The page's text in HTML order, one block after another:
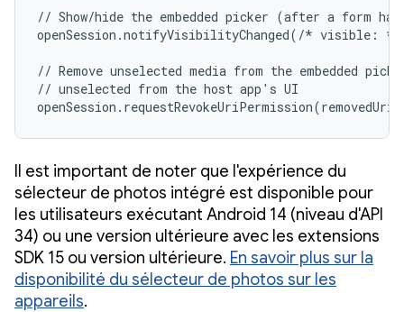
// Show/hide the embedded picker (after a form
openSession.notifyVisibilityChanged(/* visible:
// Remove unselected media from the embedded
// unselected from the host app's UI
Il est important de noter que l'expérience du
sélecteur de photos intégré est disponible pour
les utilisateurs exécutant Android 14 (niveau d'API
34) ou une version ultérieure avec les extensions
SDK 15 ou version ultérieure. En savoir plus sur la
disponibilité du sélecteur de photos sur les
appareils.